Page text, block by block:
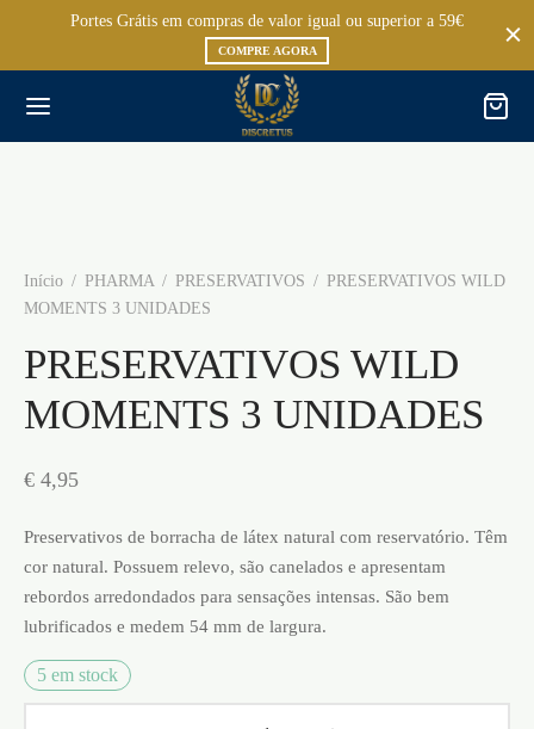
Portes Grátis em compras de valor igual ou superior a 59€
COMPRE AGORA
Início / PHARMA / PRESERVATIVOS / PRESERVATIVOS WILD
MOMENTS 3 UNIDADES
PRESERVATIVOS WILD
MOMENTS 3 UNIDADES
€ 4,95
Preservativos de borracha de látex natural com reservatório. Têm
cor natural. Possuem relevo, são canelados e apresentam
rebordos arredondados para sensações intensas. São bem
lubrificados e medem 54 mm de largura.
5 em stock